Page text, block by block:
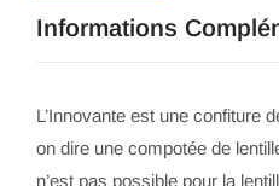
Informations
L’Innovante est une confiture
on dire une compotée de
n’est pas possible pour la